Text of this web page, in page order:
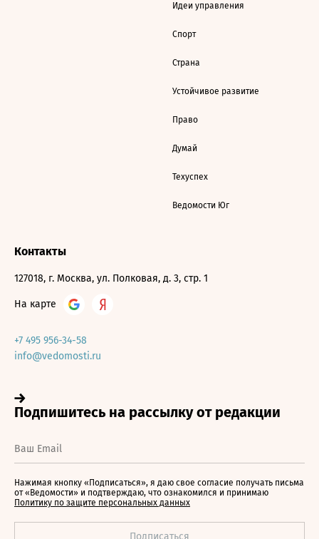
Идеи управления
Спорт
Страна
Устойчивое развитие
Право
Думай
Техуспех
Ведомости Юг
Контакты
127018, г. Москва, ул. Полковая, д. 3, стр. 1
На карте
+7 495 956-34-58
info@vedomosti.ru
Нажимая кнопку «Подписаться», я даю свое согласие получать письма
от «Ведомости» и подтверждаю, что ознакомился и принимаю
Политику по защите персональных данных